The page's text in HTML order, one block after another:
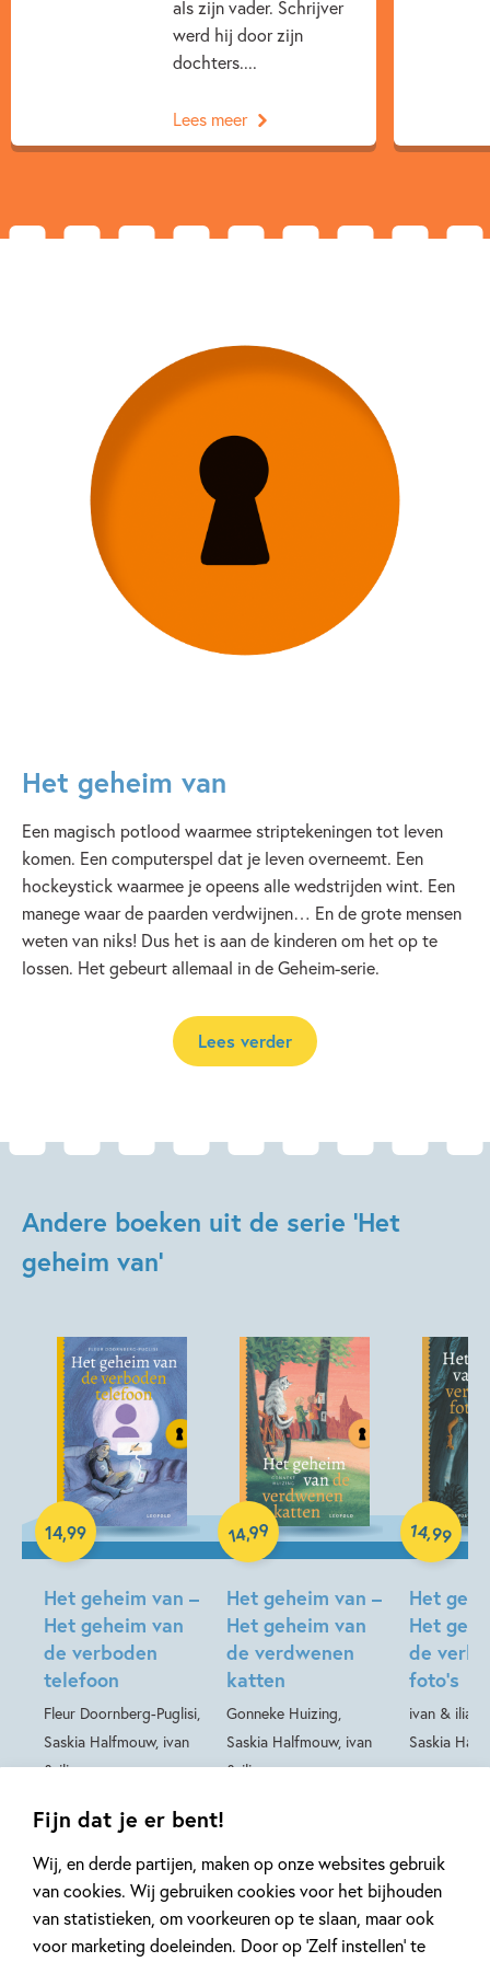
Fijn dat je er bent!
Wij, en derde partijen, maken op onze websites gebruik
van cookies. Wij gebruiken cookies voor het bijhouden
van statistieken, om voorkeuren op te slaan, maar ook
voor marketing doeleinden. Door op ‘Zelf instellen’ te
ivan & ilia ivan & ilia
als zijn vader. Schrijver
werd hij door zijn
dochters....
Lees meer
Het geheim van
Een magisch potlood waarmee striptekeningen tot leven
komen. Een computerspel dat je leven overneemt. Een
hockeystick waarmee je opeens alle wedstrijden wint. Een
manege waar de paarden verdwijnen… En de grote mensen
weten van niks! Dus het is aan de kinderen om het op te
lossen. Het gebeurt allemaal in de Geheim-serie.
Lees verder
Andere boeken uit de serie 'Het
geheim van'
Het geheim van –
Het geheim van
de verboden
telefoon
Fleur Doornberg-Puglisi,
Saskia Halfmouw, ivan
& ilia
14,99
Hardcover
Het geheim van –
Het geheim van
de verdwenen
katten
Gonneke Huizing,
Saskia Halfmouw, ivan
& ilia
14,99
Hardcover
Het
Het
de
foto’s
ivan & ilia,
Saskia
14,99
Hardcover
Meer over deze serie